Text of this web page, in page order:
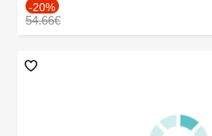
-20%
54.66€